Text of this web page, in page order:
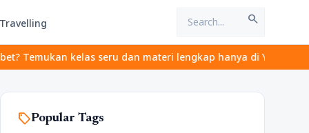
Travelling search
seru dan materi lengkap hanya di YukBelajar.com.
sellPopular Tags